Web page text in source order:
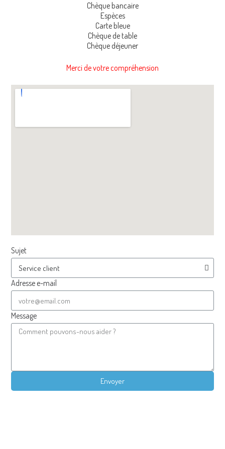
Chèque bancaire
Espèces
Carte bleue
Chèque de table
Chèque déjeuner
Merci de votre compréhension
Sujet
Adresse e-mail
Message
Envoyer